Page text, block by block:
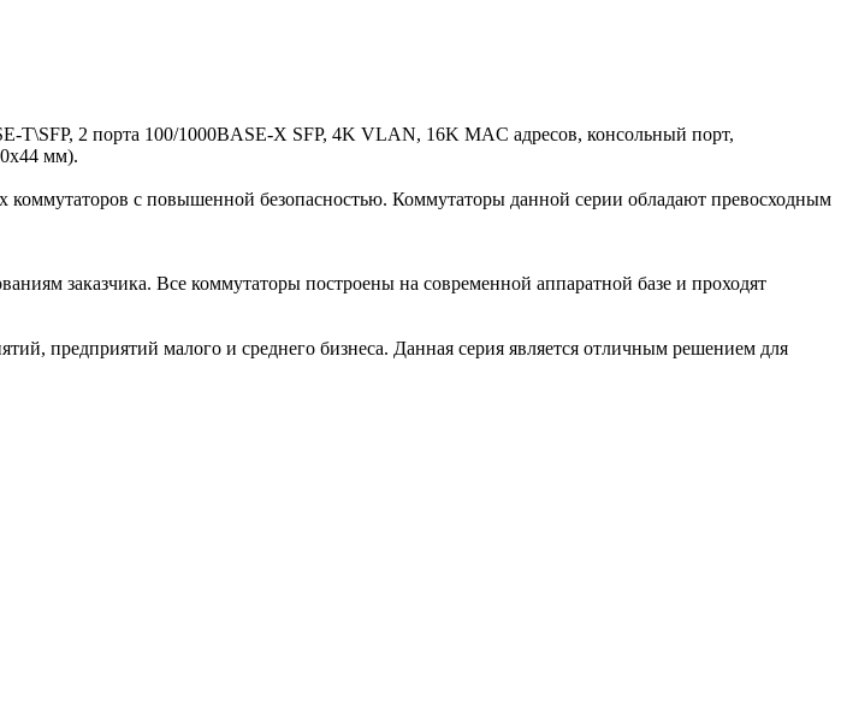
T\SFP, 2 порта 100/1000BASE-X SFP, 4K VLAN, 16K MAC адресов, консольный порт,
мм).
с повышенной безопасностью. Коммутаторы данной серии обладают превосходным
заказчика. Все коммутаторы построены на современной аппаратной базе и проходят
предприятий малого и среднего бизнеса. Данная серия является отличным решением для